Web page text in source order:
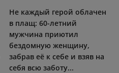
Не каждый герой облачен
в плащ: 60-летний
мужчина приютил
бездомную женщину,
забрав её к себе и взяв на
себя всю заботу...